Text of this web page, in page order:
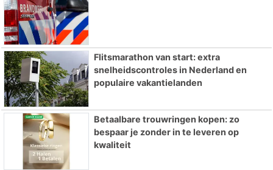
Flitsmarathon van start: extra
snelheidscontroles in Nederland en
populaire vakantielanden
Betaalbare trouwringen kopen: zo
bespaar je zonder in te leveren op
kwaliteit